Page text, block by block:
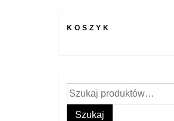
KOSZYK
Szukaj:
Szukaj